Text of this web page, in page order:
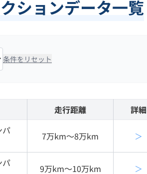
ションデータ一覧
条件をリセット
走行距離
詳細
パ
7万km〜8万km ＞
パ 9万km〜10万km ＞